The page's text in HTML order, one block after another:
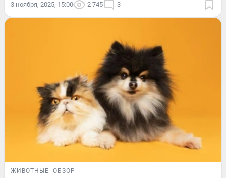
3 ноября, 2025, 15:00 2 745 3
ЖИВОТНЫЕ ОБЗОР